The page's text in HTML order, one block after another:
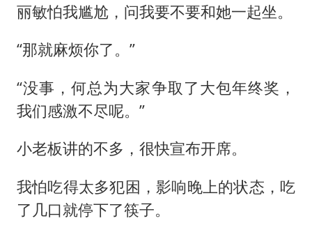
丽敏怕我尴尬，问我要不要和她一起坐。
“那就麻烦你了。”
“没事，何总为大家争取了大包年终奖，
我们感激不尽呢。”
小老板讲的不多，很快宣布开席。
我怕吃得太多犯困，影响晚上的状态，吃
了几口就停下了筷子。